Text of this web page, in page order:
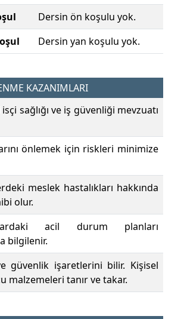
Dersin ön koşulu yok.
Dersin yan koşulu yok.
KAZANIMLARI
sağlığı ve iş güvenliği mevzuatı
önlemek için riskleri minimize
meslek hastalıkları hakkında
olur.
acil durum planları
bilgilenir.
güvenlik işaretlerini bilir. Kişisel
malzemeleri tanır ve takar.